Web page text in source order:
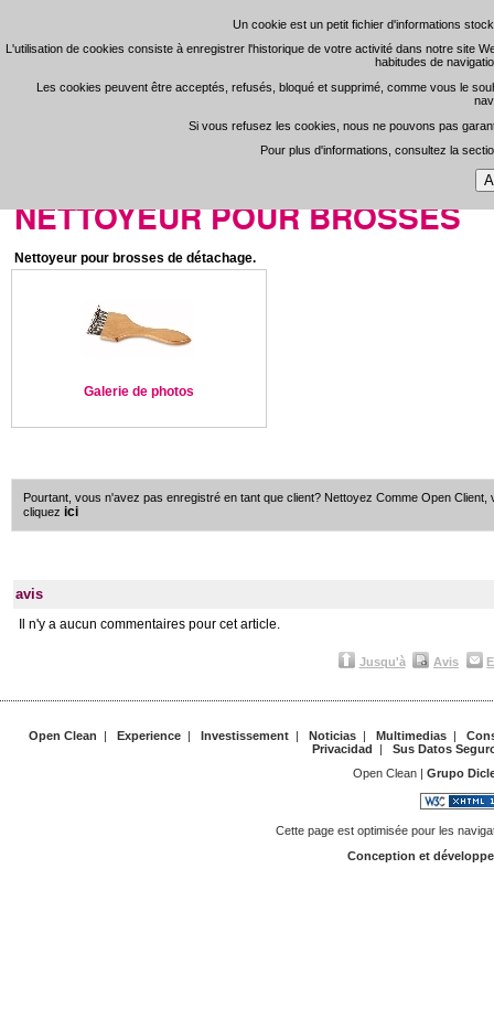
Un cookie est un petit fichier d'informations
L'utilisation de cookies consiste à enregistrer l'historique de votre activité dans notre site
habitudes de
Les cookies peuvent être acceptés, refusés, bloqué et supprimé, comme vous le
Si vous refusez les cookies, nous ne pouvons pas
Pour plus d'informations, consultez la
Un cookie est un petit fichier d'informations
L'utilisation de cookies consiste à enregistrer l'historique de votre activité dans notre site
habitudes de
Les cookies peuvent être acceptés, refusés, bloqué et supprimé, comme vous le
Si vous refusez les cookies, nous ne pouvons pas
Pour plus d'informations, consultez la
Open Clean
NETTOYEUR POUR BROSSES
Nettoyeur pour brosses de détachage.
Galerie de photos
Pourtant, vous n'avez pas enregistré en tant que client? Nettoyez Comme Open
cliquez ici
avis
Il n'y a aucun commentaires pour cet article.
Jusqu'à Avis
S'enregistrer-
Open Clean | Experience | Investissement | Noticias | Multimedias |
Privacidad
|
Sus Datos
Open Clean | Grupo
Cette page est optimisée pour les
Conception et